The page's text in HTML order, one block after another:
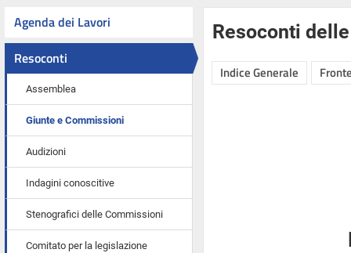
Agenda dei Lavori
Resoconti
Assemblea
Giunte e Commissioni
Audizioni
Indagini conoscitive
Stenografici delle Commissioni
Comitato per la legislazione
Resoconti
Indice Generale